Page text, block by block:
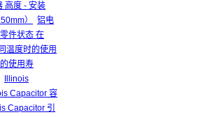
高度 - 安装
）
铝电
零件状态 在
温度时的使用
使用寿
Illinois
Capacitor 容
Capacitor 引